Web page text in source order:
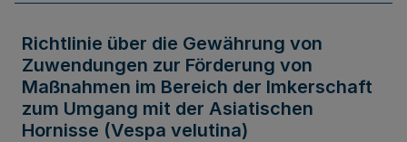
Richtlinie über die Gewährung von
Zuwendungen zur Förderung von
Maßnahmen im Bereich der Imkerschaft
zum Umgang mit der Asiatischen
Hornisse (Vespa velutina)